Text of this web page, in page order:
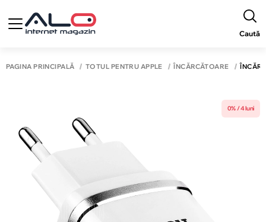
Caută
PAGINA PRINCIPALĂ TOTUL PENTRU APPLE ÎNCĂRCĂTOARE
0% / 4 luni